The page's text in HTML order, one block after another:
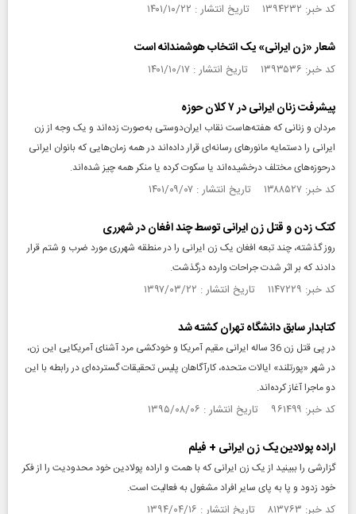
کد خبر: ۱۳۹۴۲۳۲ تاریخ انتشار : ۱۴۰۱/۱۰/۲۲
شعار «زن ایرانی» یک انتخاب هوشمندانه است
کد خبر: ۱۳۹۳۵۳۶ تاریخ انتشار : ۱۴۰۱/۱۰/۱۷
پیشرفت زنان ایرانی در ۷ کلان‌ حوزه
مردان و زنانی که هفته‌هاست نقاب ایران‌دوستی به‌صورت زده‌اند و یک وجه از زن
ایرانی را دستمایه مانورهای رسانه‌ای قرار داده‌اند در همه زمان‌هایی که بانوان ایرانی
درحوزه‌های مختلف درخشیده‌اند یا سکوت کرده یا منکر همه چیز شده‌اند.
کد خبر: ۱۳۸۸۵۲۷ تاریخ انتشار : ۱۴۰۱/۰۹/۰۷
کتک زدن و قتل زن ایرانی توسط چند افغان در شهرری
روز گذشته، چند تبعه افغان یک زن ایرانی را در منطقه شهرری مورد ضرب و شتم قرار
دادند که بر اثر شدت جراحات وارده درگذشت.
کد خبر: ۱۱۴۷۲۲۹ تاریخ انتشار : ۱۳۹۷/۰۳/۲۲
کتابدار سابق دانشگاه تهران کشته شد
در پی قتل زن 36 ساله ایرانی مقیم آمریکا و خودکشی مرد آشنای آمریکایی این زن،
در شهر «پورتلند» ایالات متحده، کارآگاهان پلیس تحقیقات گسترده‌ای در رابطه با این
دو ماجرا آغاز کرده‌اند.
کد خبر: ۹۶۱۴۹۹ تاریخ انتشار : ۱۳۹۵/۰۸/۰۶
اراده پولادین یک زن ایرانی + فیلم
گزارشی را ببینید از یک زن ایرانی که با همت و اراده پولادین خود محدودیت را از فکر
خود زدود و پا به پای سایر افراد مشغول به فعالیت است.
کد خبر: ۸۱۳۷۶۳ تاریخ انتشار : ۱۳۹۴/۰۴/۱۶